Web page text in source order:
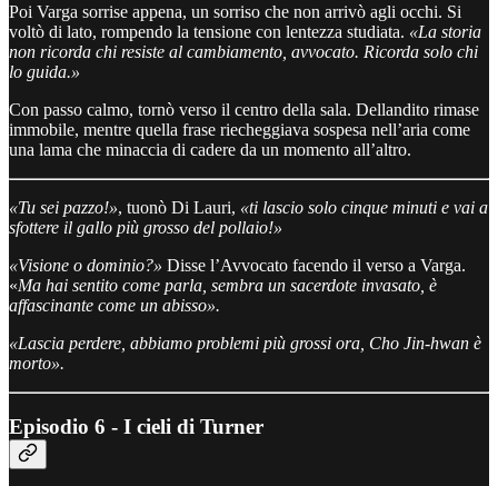
Poi Varga sorrise appena, un sorriso che non arrivò agli occhi. Si
voltò di lato, rompendo la tensione con lentezza studiata. «La storia
non ricorda chi resiste al cambiamento, avvocato. Ricorda solo chi
lo guida.»
Con passo calmo, tornò verso il centro della sala. Dellandito rimase
immobile, mentre quella frase riecheggiava sospesa nell’aria come
una lama che minaccia di cadere da un momento all’altro.
«Tu sei pazzo!», tuonò Di Lauri, «ti lascio solo cinque minuti e vai a
sfottere il gallo più grosso del pollaio!»
«Visione o dominio?» Disse l’Avvocato facendo il verso a Varga.
«Ma hai sentito come parla, sembra un sacerdote invasato, è
affascinante come un abisso».
«Lascia perdere, abbiamo problemi più grossi ora, Cho Jin-hwan è
morto».
Episodio 6 - I cieli di Turner